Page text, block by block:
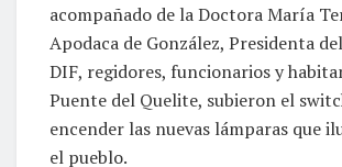
acompañado de la Doctora María
Apodaca de González, Presidenta
DIF, regidores, funcionarios y
Puente del Quelite, subieron el
encender las nuevas lámparas que
el pueblo.